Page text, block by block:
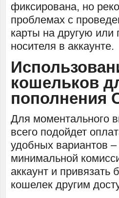
фиксирована, но
проблемах с
карты на другую или
носителя в аккаунте.
кошельков
пополнения
Для моментального
всего подойдет
удобных вариантов
минимальной
аккаунт и привязать
кошелек другим